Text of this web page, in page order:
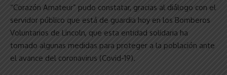
“Corazón Amateur” pudo constatar, gracias al diálogo con el
servidor público que está de guardia hoy en los Bomberos
Voluntarios de Lincoln, que esta entidad solidaria ha
tomado algunas medidas para proteger a la población ante
el avance del coronavirus (Covid-19).